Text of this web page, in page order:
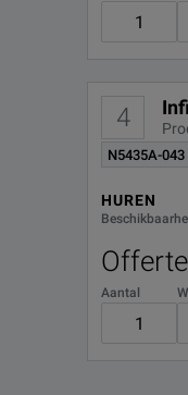
4
N5435A-
HUREN
Offerte
Aantal